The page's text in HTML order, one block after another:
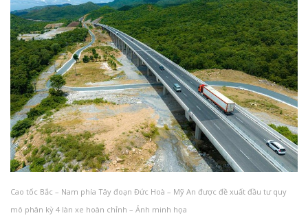
Cao tốc Bắc – Nam phía Tây đoạn Đức Hoà – Mỹ An được đề xuất đầu tư quy
mô phân kỳ 4 làn xe hoàn chỉnh – Ảnh minh họa